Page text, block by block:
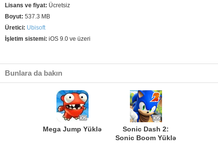
Lisans ve fiyat: Ücretsiz
Boyut: 537.3 MB
Üretici: Ubisoft
İşletim sistemi: iOS 9.0 ve üzeri
Bunlara da bakın
Mega Jump Yüklə
Sonic Dash 2:
Sonic Boom Yüklə